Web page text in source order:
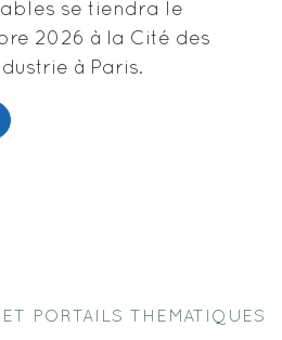
se tiendra le
2026 à la Cité des
à Paris.
PORTAILS THEMATIQUES